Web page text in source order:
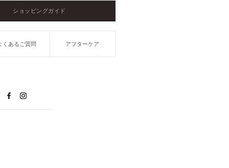
ショッピングガイド
くあるご質問 アフターケア